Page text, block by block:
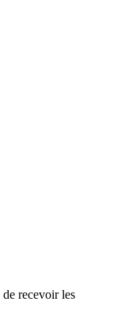
recevoir les